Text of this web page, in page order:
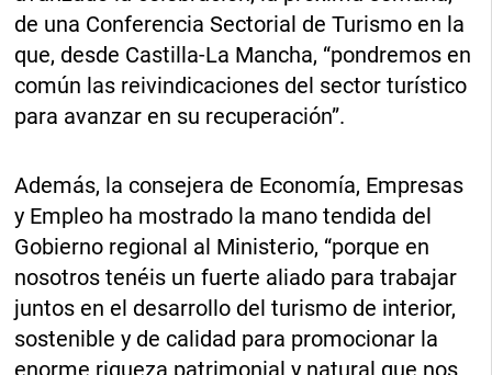
de una Conferencia Sectorial de Turismo en la
que, desde Castilla-La Mancha, “pondremos en
común las reivindicaciones del sector turístico
para avanzar en su recuperación”.
Además, la consejera de Economía, Empresas
y Empleo ha mostrado la mano tendida del
Gobierno regional al Ministerio, “porque en
nosotros tenéis un fuerte aliado para trabajar
juntos en el desarrollo del turismo de interior,
sostenible y de calidad para promocionar la
enorme riqueza patrimonial y natural que nos